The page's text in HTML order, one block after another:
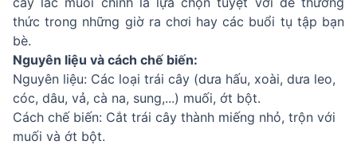
thức trong những giờ ra chơi hay các buổi tụ tập bạn
bè.
Nguyên liệu và cách chế biến:
Nguyên liệu: Các loại trái cây (dưa hấu, xoài, dưa leo,
cóc, dâu, vả, cà na, sung,...) muối, ớt bột.
Cách chế biến: Cắt trái cây thành miếng nhỏ, trộn với
muối và ớt bột.